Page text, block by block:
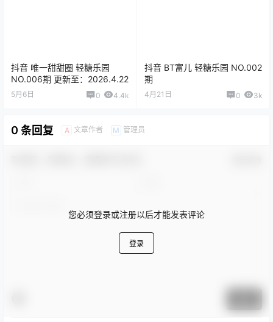
抖音 唯一甜甜圈 轻糖乐园
NO.006期 更新至：2026.4.22
5月6日 0 4.4k
抖音 BT富儿 轻糖乐园 NO.002
期
4月21日 0 3k
0 条回复 A 文章作者 M 管理员
您必须登录或注册以后才能发表评论
登录